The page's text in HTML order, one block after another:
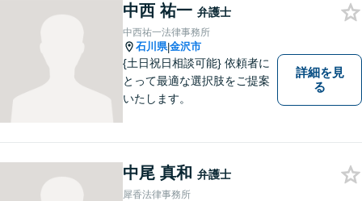
護士に話を聞いてもらうこと
でトラブル解決のきっかけを
つかむことができるかもしれ
ません。
中西 祐一 弁護士
中西祐一法律事務所
石川県|金沢市
{土日祝日相談可能} 依頼者に
とって最適な選択肢をご提案
いたします。
詳細を見
る
中尾 真和 弁護士
犀香法律事務所